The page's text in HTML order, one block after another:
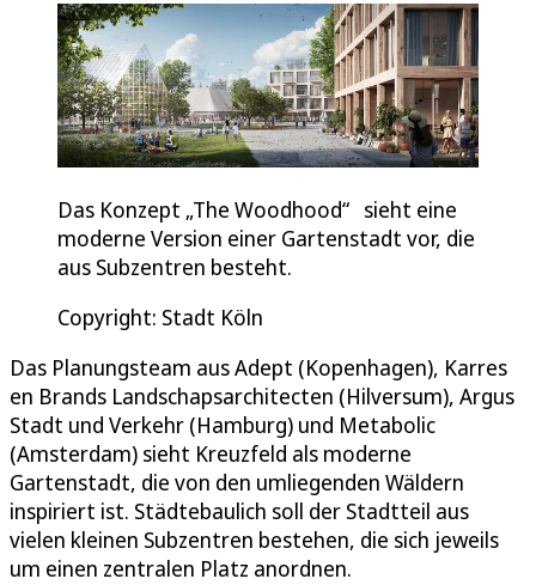
Das Konzept „The Woodhood“ sieht eine
moderne Version einer Gartenstadt vor, die
aus Subzentren besteht.
Copyright: Stadt Köln
Das Planungsteam aus Adept (Kopenhagen), Karres
en Brands Landschapsarchitecten (Hilversum), Argus
Stadt und Verkehr (Hamburg) und Metabolic
(Amsterdam) sieht Kreuzfeld als moderne
Gartenstadt, die von den umliegenden Wäldern
inspiriert ist. Städtebaulich soll der Stadtteil aus
vielen kleinen Subzentren bestehen, die sich jeweils
um einen zentralen Platz anordnen.